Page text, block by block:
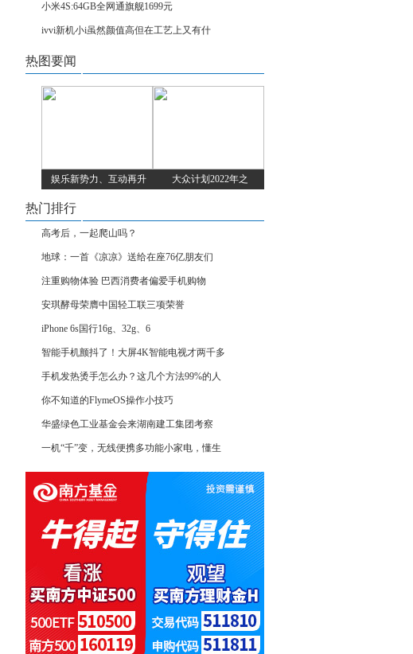
小米4S:64GB全网通旗舰1699元
ivvi新机小i虽然颜值高但在工艺上又有什
热图要闻
娱乐新势力、互动再升 大众计划2022年之
热门排行
高考后，一起爬山吗？
地球：一首《凉凉》送给在座76亿朋友们
注重购物体验 巴西消费者偏爱手机购物
安琪酵母荣膺中国轻工联三项荣誉
iPhone 6s国行16g、32g、6
智能手机颤抖了！大屏4K智能电视才两千多
手机发热烫手怎么办？这几个方法99%的人
你不知道的FlymeOS操作小技巧
华盛绿色工业基金会来湖南建工集团考察
一机“千”变，无线便携多功能小家电，懂生